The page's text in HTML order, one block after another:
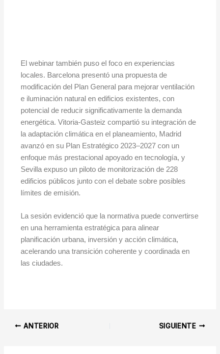
El webinar también puso el foco en experiencias
locales. Barcelona presentó una propuesta de
modificación del Plan General para mejorar ventilación
e iluminación natural en edificios existentes, con
potencial de reducir significativamente la demanda
energética. Vitoria-Gasteiz compartió su integración de
la adaptación climática en el planeamiento, Madrid
avanzó en su Plan Estratégico 2023–2027 con un
enfoque más prestacional apoyado en tecnología, y
Sevilla expuso un piloto de monitorización de 228
edificios públicos junto con el debate sobre posibles
límites de emisión.
La sesión evidenció que la normativa puede convertirse
en una herramienta estratégica para alinear
planificación urbana, inversión y acción climática,
acelerando una transición coherente y coordinada en
las ciudades.
ANTERIOR SIGUIENTE